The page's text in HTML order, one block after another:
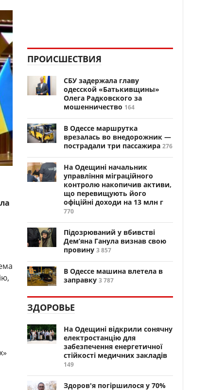
ПРОИСШЕСТВИЯ
СБУ задержала главу
одесской «Батькивщины»
Олега Радковского за
мошенничество 164
В Одессе маршрутка
врезалась во внедорожник —
пострадали три пассажира 276
На Одещині начальник
управління міграційного
контролю накопичив активи,
що перевищують його
офіційні доходи на 13 млн г
770
Підозрюваний у вбивстві
Дем’яна Ганула визнав свою
провину 3 857
В Одессе машина влетела в
заправку 3 787
ЗДОРОВЬЕ
На Одещині відкрили сонячну
електростанцію для
забезпечення енергетичної
стійкості медичних закладів
149
Здоров'я погіршилося у 70%